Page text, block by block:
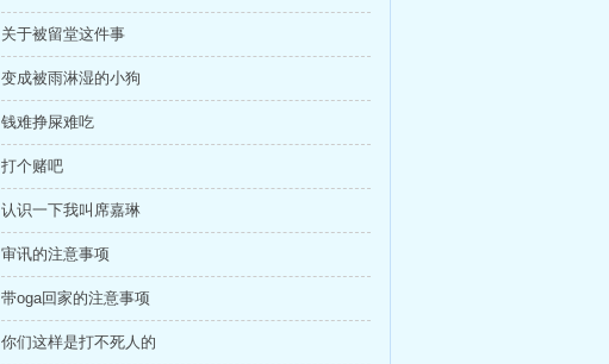
关于被留堂这件事
变成被雨淋湿的小狗
钱难挣屎难吃
打个赌吧
认识一下我叫席嘉琳
审讯的注意事项
带oga回家的注意事项
你们这样是打不死人的